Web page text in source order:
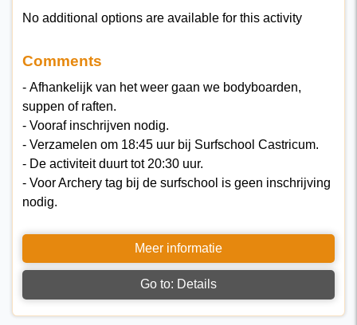
No additional options are available for this activity
Comments
- Afhankelijk van het weer gaan we bodyboarden,
suppen of raften.
- Vooraf inschrijven nodig.
- Verzamelen om 18:45 uur bij Surfschool Castricum.
- De activiteit duurt tot 20:30 uur.
- Voor Archery tag bij de surfschool is geen inschrijving
nodig.
Meer informatie
Go to: Details